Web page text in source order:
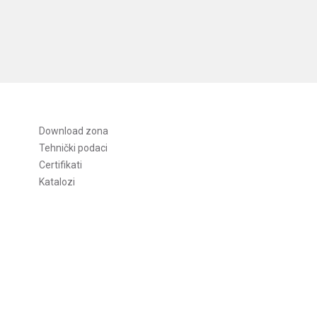
Download zona
Tehnički podaci
Certifikati
Katalozi